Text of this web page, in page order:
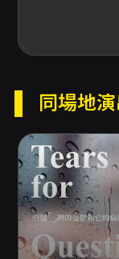
2026/08/
影，入場
Pay、ATM
員。部分折
或信用卡
ELEVEN
ET）僅提
8 張票券；
手續費。部
有購買張
請以售票
同場地